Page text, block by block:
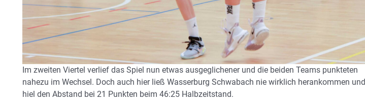
Im zweiten Viertel verlief das Spiel nun etwas ausgeglichener und die beiden Teams punkteten
nahezu im Wechsel. Doch auch hier ließ Wasserburg Schwabach nie wirklich herankommen und
hiel den Abstand bei 21 Punkten beim 46:25 Halbzeitstand.